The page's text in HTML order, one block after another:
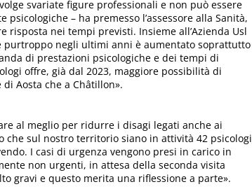
svariate figure professionali e non può essere
– ha premesso l’assessore alla Sanità,
risposta nei tempi previsti. Insieme all’Azienda Usl
negli ultimi anni è aumentato soprattutto
di prestazioni psicologiche e dei tempi di
offre, già dal 2023, maggiore possibilità di
Aosta che a Châtillon».
al meglio per ridurre i disagi legati anche ai
sul nostro territorio siano in attività 42 psicologi
I casi di urgenza vengono presi in carico in
non urgenti, in attesa della seconda visita
gravi e questo merita una riflessione a parte».